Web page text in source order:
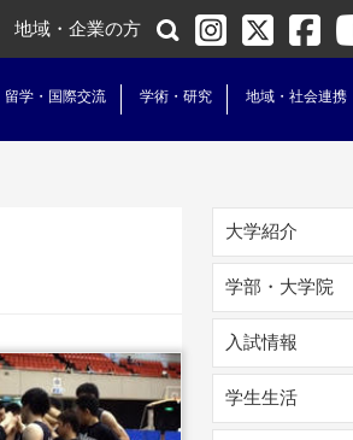
地域・企業の方
留学・国際交流 学術・研究 地域・社会連携
大学紹介
学部・大学院
入試情報
学生生活